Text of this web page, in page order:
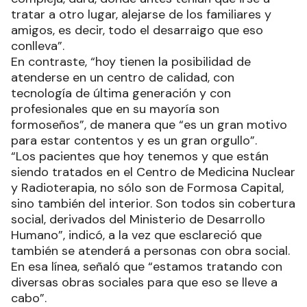
tratar a otro lugar, alejarse de los familiares y
amigos, es decir, todo el desarraigo que eso
conlleva”.
En contraste, “hoy tienen la posibilidad de
atenderse en un centro de calidad, con
tecnología de última generación y con
profesionales que en su mayoría son
formoseños”, de manera que “es un gran motivo
para estar contentos y es un gran orgullo”.
“Los pacientes que hoy tenemos y que están
siendo tratados en el Centro de Medicina Nuclear
y Radioterapia, no sólo son de Formosa Capital,
sino también del interior. Son todos sin cobertura
social, derivados del Ministerio de Desarrollo
Humano”, indicó, a la vez que esclareció que
también se atenderá a personas con obra social.
En esa línea, señaló que “estamos tratando con
diversas obras sociales para que eso se lleve a
cabo”.